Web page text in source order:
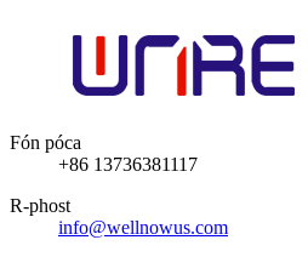
Fón póca
+86 13736381117
R-phost
info@wellnowus.com